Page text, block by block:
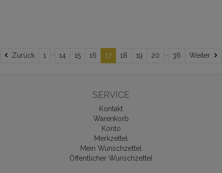
ZurückZurück
1 14 15 16 17 18 19 20 36 Weiter
SERVICE
Kontakt
Warenkorb
Konto
Merkzettel
Mein Wunschzettel
Öffentlicher Wunschzettel